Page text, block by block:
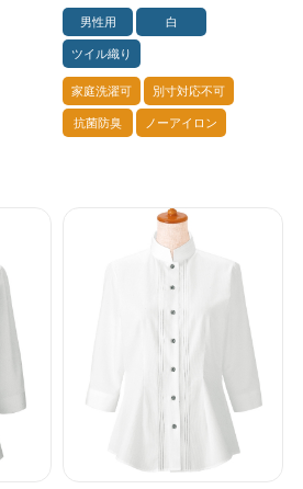
男性用 白
ツイル織り
家庭洗濯可 別寸対応不可
抗菌防臭 ノーアイロン